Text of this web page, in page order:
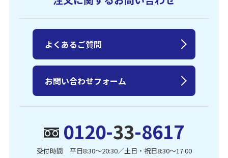
0120-33-8617
受付時間 平日8:30〜20:30／土日・祝日8:30〜17:00
よくあるご質問
お問い合わせフォーム